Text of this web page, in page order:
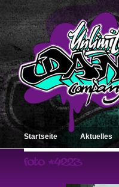
Startseite Aktuelles